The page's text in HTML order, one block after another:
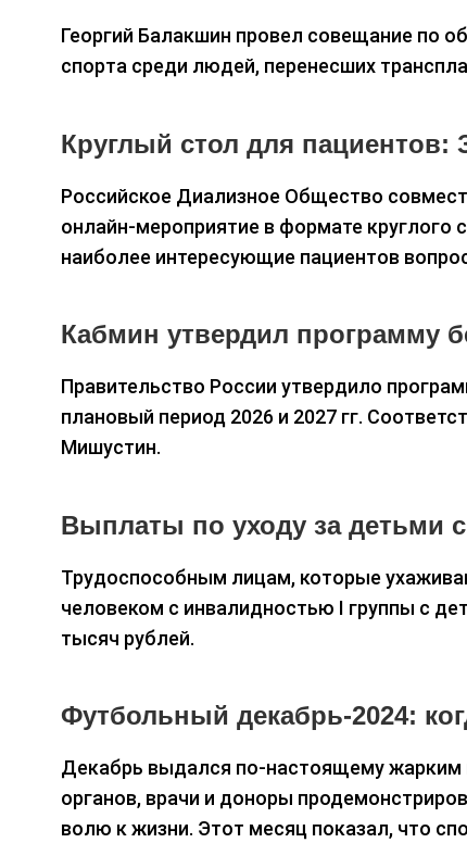
Георгий Балакшин провел совещание по
спорта среди людей, перенесших
Круглый стол для пациентов:
Российское Диализное Общество
онлайн-мероприятие в формате круглого
наиболее интересующие пациентов
Кабмин утвердил программу
Правительство России утвердило
плановый период 2026 и 2027 гг.
Мишустин.
Выплаты по уходу за детьми
Трудоспособным лицам, которые
человеком с инвалидностью I группы с
тысяч рублей.
Футбольный декабрь-2024:
Декабрь выдался по-настоящему жарким
органов, врачи и доноры
волю к жизни. Этот месяц показал, что